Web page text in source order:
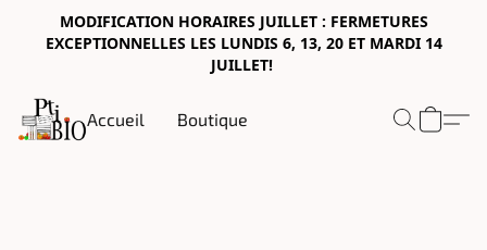
MODIFICATION HORAIRES JUILLET : FERMETURES
EXCEPTIONNELLES LES LUNDIS 6, 13, 20 ET MARDI 14
JUILLET!
Accueil Boutique